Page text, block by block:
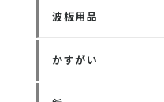
波板用品
かすがい